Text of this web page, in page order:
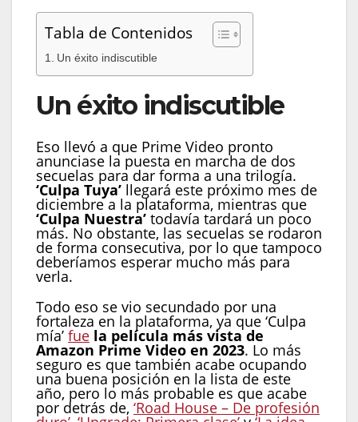
Tabla de Contenidos
Un éxito indiscutible
Un éxito indiscutible
Eso llevó a que Prime Video pronto
anunciase la puesta en marcha de dos
secuelas para dar forma a una trilogía.
‘Culpa Tuya’ llegará este próximo mes de
diciembre a la plataforma, mientras que
‘Culpa Nuestra’ todavía tardará un poco
más. No obstante, las secuelas se rodaron
de forma consecutiva, por lo que tampoco
deberíamos esperar mucho más para
verla.
Todo eso se vio secundado por una
fortaleza en la plataforma, ya que ‘Culpa
mía’ fue la película más vista de
Amazon Prime Video en 2023. Lo más
seguro es que también acabe ocupando
una buena posición en la lista de este
año, pero lo más probable es que acabe
por detrás de, ‘Road House – De profesión